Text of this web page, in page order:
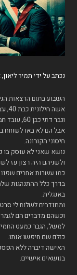
נכתב על ידי תמיר
השבוע בתום הרצאות
אשה חילונית כבת 40, עצמאית מתחום העיצוב.
וגבר דתי כבן 60, עובד חברה מתחום הפיננסים.
אבל הם לא באו לשוחח
חיסוני הקורונה.
נושא שאני לא עוסק בו
ולשניהם היה רצון עז
כמו עשרות אחרים
בדרך כלל ההתנהגות
באנגלית.
ומתנדבים לשלוח לי
וכשהם מדברים הם
למשל, הגבר כמעט
כולם שם חיפשו אותו.
האישה דיברה ללא
בנושאים אישיים.